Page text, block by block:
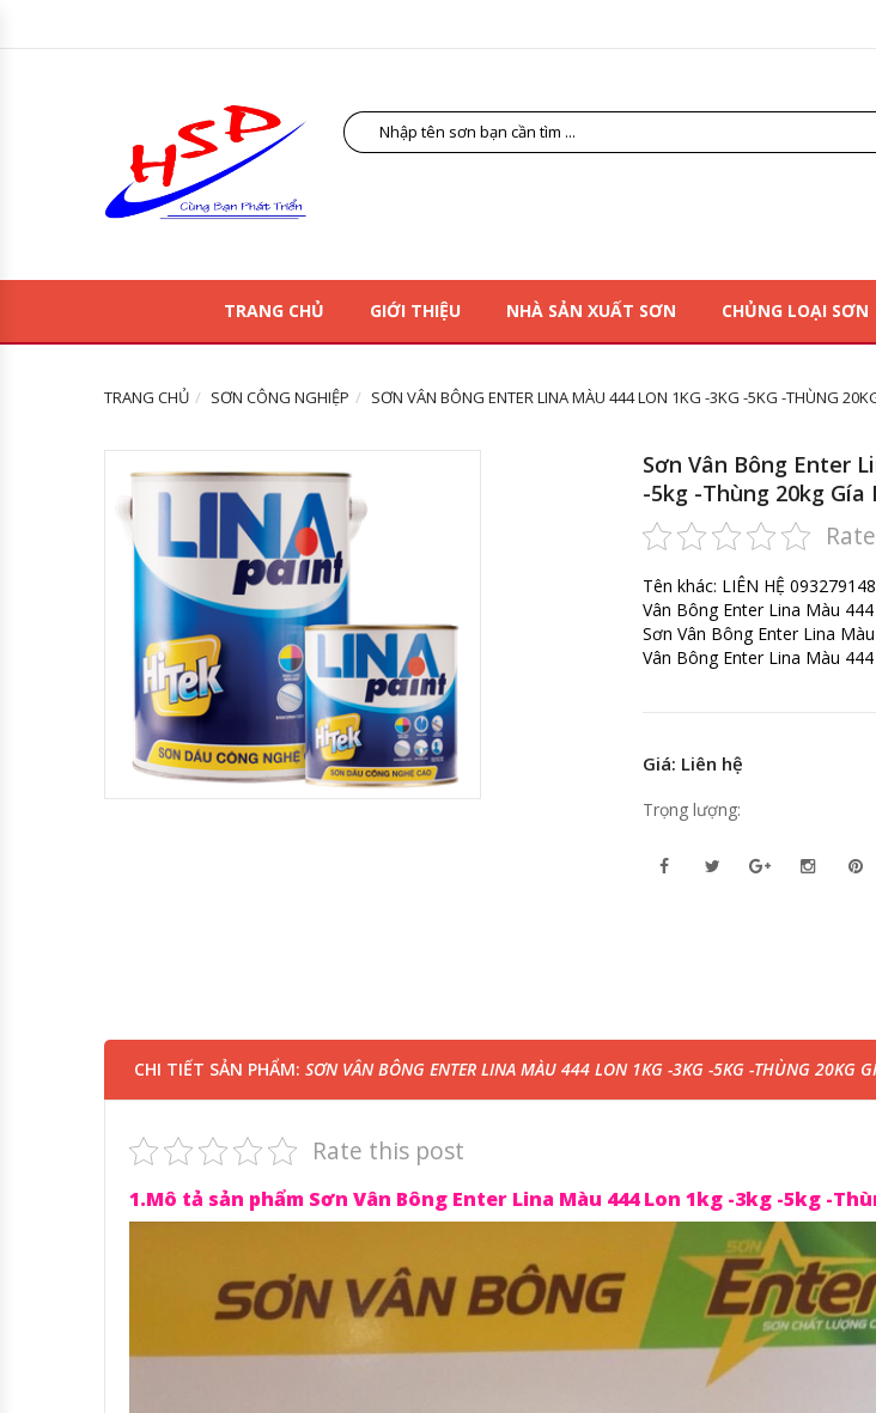
TRANG CHỦ GIỚI THIỆU NHÀ SẢN XUẤT SƠN CHỦNG LOẠI SƠN
TRANG CHỦ SƠN CÔNG NGHIỆP SƠN VÂN BÔNG ENTER LINA MÀU 444 LON 1KG -3KG -5KG -THÙNG
Sơn Vân Bông Enter
-5kg -Thùng 20kg Gía
Tên khác: LIÊN HỆ
Vân Bông Enter Lina Màu
Sơn Vân Bông Enter Lina
Vân Bông Enter Lina Màu 444
Giá: Liên hệ
Trọng lượng:
CHI TIẾT SẢN PHẨM: SƠN VÂN BÔNG ENTER LINA MÀU 444 LON 1KG -3KG -5KG -THÙNG 20KG
Rate this post
1.Mô tả sản phẩm Sơn Vân Bông Enter Lina Màu 444 Lon 1kg -3kg -5kg -